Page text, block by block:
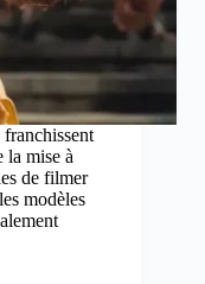
la mise à
de filmer
modèles